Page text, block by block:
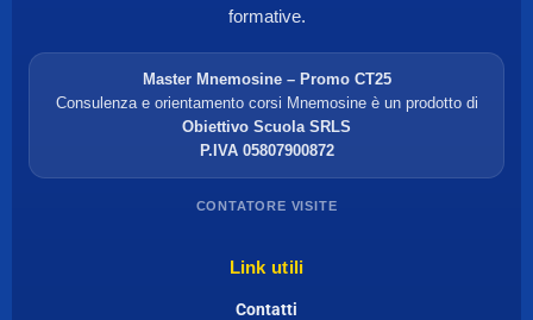
formative.
Master Mnemosine – Promo CT25
Consulenza e orientamento corsi Mnemosine è un prodotto di
Obiettivo Scuola SRLS
P.IVA 05807900872
CONTATORE VISITE
Link utili
Contatti